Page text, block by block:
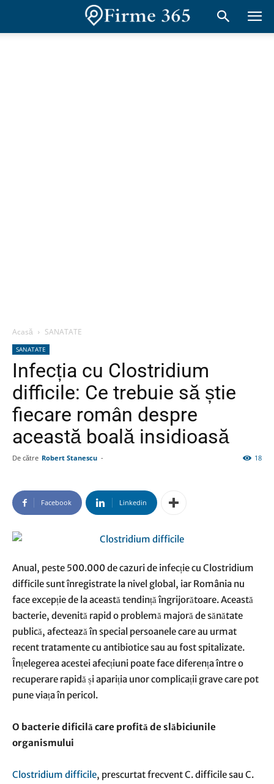
Acasă SANATATE
SANATATE
Infecția cu Clostridium
difficile: Ce trebuie să știe
fiecare român despre
această boală insidioasă
De către Robert Stanescu - 18
Facebook Linkedin
Anual, peste 500.000 de cazuri de infecție cu Clostridium
difficile sunt înregistrate la nivel global, iar România nu
face excepție de la această tendință îngrijorătoare. Această
bacterie, devenită rapid o problemă majoră de sănătate
publică, afectează în special persoanele care au urmat
recent tratamente cu antibiotice sau au fost spitalizate.
Înțelegerea acestei afecțiuni poate face diferența între o
recuperare rapidă și apariția unor complicații grave care pot
pune viața în pericol.
O bacterie dificilă care profită de slăbiciunile
organismului
Clostridium difficile, prescurtat frecvent C. difficile sau C.